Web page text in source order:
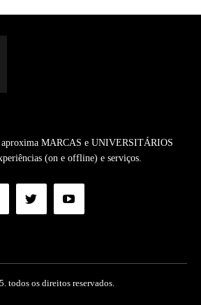
aproxima MARCAS e UNIVERSITÁRIOS
(on e offline) e serviços.
todos os direitos reservados.